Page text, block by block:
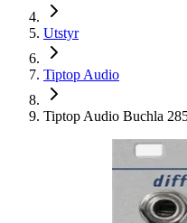
Utstyr
Tiptop Audio
Tiptop Audio Buchla